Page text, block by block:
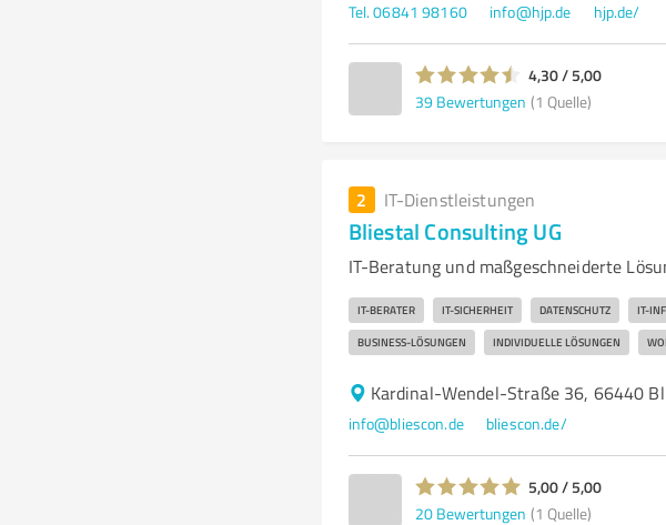
Tel. 06841 98160 info@hjp.de hjp.de/
4,30 / 5,00
39 Bewertungen (1 Quelle)
2 IT-Dienstleistungen
Bliestal Consulting UG
IT-Beratung und maßgeschneiderte
IT-BERATER IT-SICHERHEIT DATENSCHUTZ IT-
BUSINESS-LÖSUNGEN INDIVIDUELLE LÖSUNGEN
Kardinal-Wendel-Straße 36, 66440
info@bliescon.de bliescon.de/
5,00 / 5,00
20 Bewertungen (1 Quelle)